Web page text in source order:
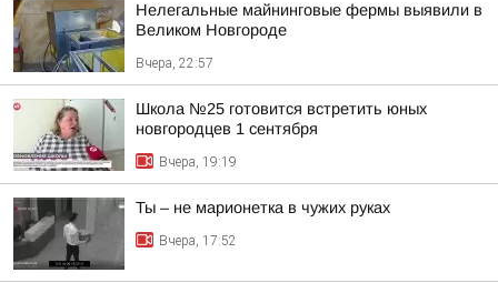
Нелегальные майнинговые фермы выявили в
Великом Новгороде
Вчера, 22:57
Школа №25 готовится встретить юных
новгородцев 1 сентября
Вчера, 19:19
Ты – не марионетка в чужих руках
Вчера, 17:52